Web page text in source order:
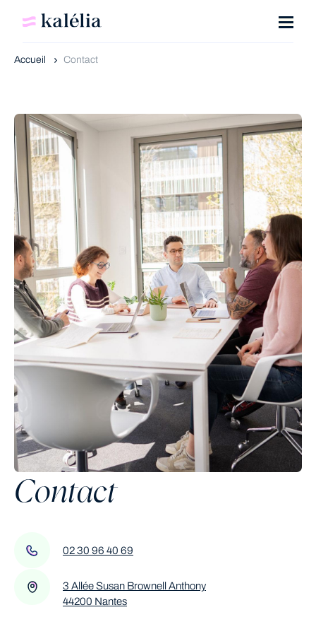
Accueil Contact
Contact
02 30 96 40 69
3 Allée Susan Brownell Anthony
44200 Nantes